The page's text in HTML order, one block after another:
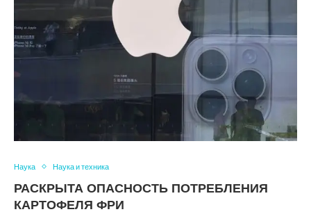
Наука Наука и техника
РАСКРЫТА ОПАСНОСТЬ ПОТРЕБЛЕНИЯ
КАРТОФЕЛЯ ФРИ